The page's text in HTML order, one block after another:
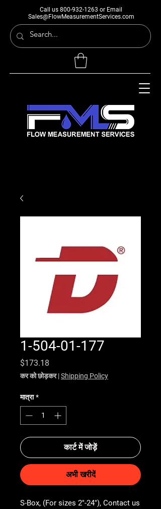
Call us 800-932-1263 or Email
Sales@FlowMeasurementServices.com
1-504-01-177
$173.18
कर को छोड़कर|Shipping Policy
मात्रा *
कार्ट में जोड़ें
अभी खरीदें
S-Box, (For sizes 2"-24"), Contact us